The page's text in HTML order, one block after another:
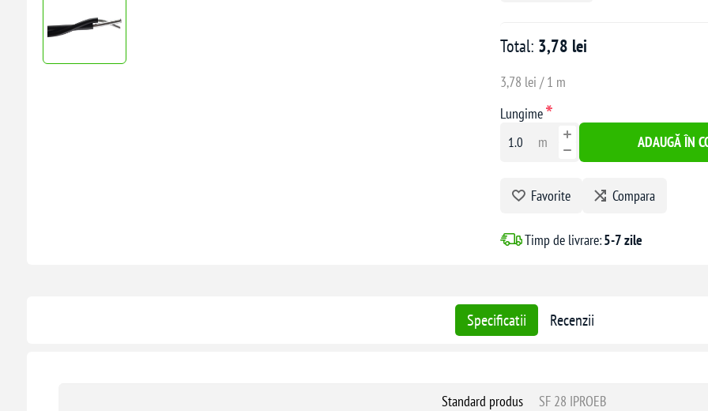
Caracteristici tehnice:
Tip:T2X
Număr conductoare:
Secțiune conductoare:10 mm²
Material conductoare: Aluminiu
Izolație fază:XLPE (polietilenă
Tensiune nominală:0,6 / 1 kV
Temperatura minimă de instalare:
Radiații UV și ploi acide
Total: 3,78 lei
3,78 lei / 1 m
Lungime*
m ADAUGĂ ÎN
Favorite Compara
Timp de livrare:5-7 zile
Specificatii Recenzii
Standard produs
SF 28 IPROEB